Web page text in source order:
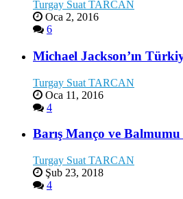
Turgay Suat TARCAN
Oca 2, 2016
6
Michael Jackson’ın
Turgay Suat TARCAN
Oca 11, 2016
4
Barış Manço ve
Turgay Suat TARCAN
Şub 23, 2018
4